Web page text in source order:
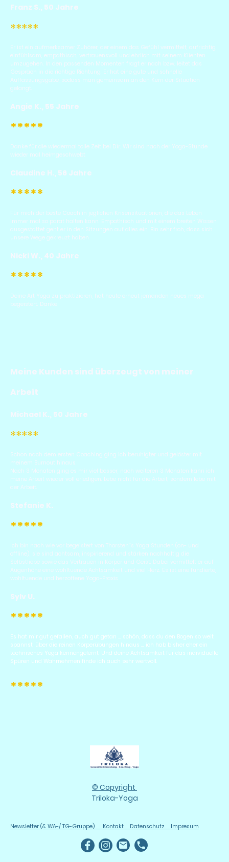
Franz S., 50 Jahre
*****
Er ist ein aufmerksamer Zuhörer, der einem das Gefühl vermittelt, aufrichtig,
einfühlsam, empathisch, vertrauensvoll und ehrlich mit seinem Klienten
umzugehen. In den passenden Momenten fragt er nach bzw. leitet das
Gespräch in die richtige Richtung. Er hat eine gute und schnelle
Auffassungsgabe, sodass man gemeinsam an den Kern der Situation
gelangt.
Angie K., 55 Jahre
*****
Danke für die wiedermal tolle Zeit bei Dir. Wir sind nach der Yoga-Stunde
wieder mal heimgeschwebt
Claudine H., 56 Jahre
*****
Für mich der beste Coach in jeglichen Krisensituationen, die das Leben
immer mal so parat halten kann. Empathisch und mit einem breiten Wissen
ausgestattet geht er in den Sitzungen auf alles ein. Bin sehr froh, dass sich
unsere Wege gekreuzt haben.
Nicki W., 40 Jahre
*****
Deine Art Yoga zu praktizieren, hat heute erneut jemanden neues mega
begeistert. Danke
Meine Kunden sind überzeugt von meiner
Arbeit
Michael K., 50 Jahre
*****
Schon nach dem ersten Coaching ging ich beruhigter und gelöster mit
meinem Burnout hinaus.
Nach 3 Monaten ging es mir viel besser, nach weiteren 3 Monaten kann ich
meine Arbeit wieder voll erledigen. Lebe nicht für die Arbeit, sondern lebe mit
der Arbeit.
Stefanie K.
*****
Ich bin nach wie vor begeistert von Thorsten´s Yoga Stunden (on- und
offline), sie sind achtsam, inspirierend und stärken nachhaltig die
Selbstliebe sowie das Vertrauen in Körper und Geist. Dabei vermittelt er auf
Augenhöhe eine wohltuende Achtsamkeit und viel Herz. Es ist eine fundierte,
wohltuende und herzoffene Yoga-Praxis
Sylv U.
*****
Es hat mir gut gefallen, auch gut getan ... schön, dass du den Bogen so weit
spannst, über die reinen Körperübungen hinaus ... ich hab bisher eher ein
technisches Yoga kennengelernt. Und deine Achtsamkeit für das individuelle
Spüren und Wahrnehmen finde ich auch sehr wertvoll.
*****
© Copyright
Triloka-Yoga
Newsletter (& WA-/ TG-Gruppe) Kontakt Datenschutz Impresum